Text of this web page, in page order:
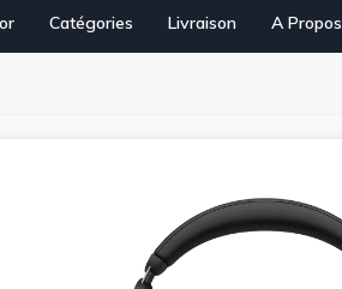
Catégories Livraison A Propos